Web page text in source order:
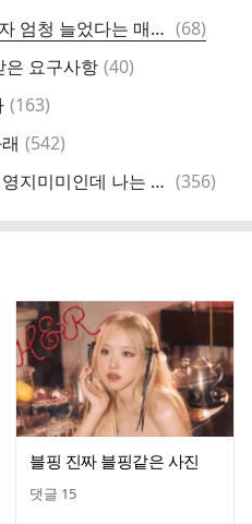
인터넷에서 화제되면서 후원자 엄청 늘었다는 매일유업 우유안부 댓
글
(68)
은 요구사항 댓
(40)
댓
(163)
댓
(542)
친구들 만나러가면 친구들은 영지미미인데 나는 always 은지룩임 댓
(356)
블핑 진짜 블핑같은 사진
댓글 15